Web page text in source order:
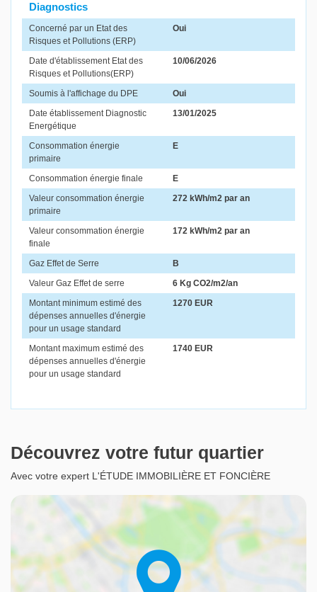
Diagnostics
Concerné par un Etat des
Risques et Pollutions (ERP)
Oui
Date d'établissement Etat des
Risques et Pollutions(ERP)
10/06/2026
Soumis à l'affichage du DPE
Oui
Date établissement Diagnostic
Energétique
13/01/2025
Consommation énergie
primaire
E
Consommation énergie finale
E
Valeur consommation énergie
primaire
272 kWh/m2 par an
Valeur consommation énergie
finale
172 kWh/m2 par an
Gaz Effet de Serre
B
Valeur Gaz Effet de serre
6 Kg CO2/m2/an
Montant minimum estimé des
dépenses annuelles d'énergie
pour un usage standard
1270 EUR
Montant maximum estimé des
dépenses annuelles d'énergie
pour un usage standard
1740 EUR
Découvrez votre futur quartier
Avec votre expert L'ÉTUDE IMMOBILIÈRE ET FONCIÈRE